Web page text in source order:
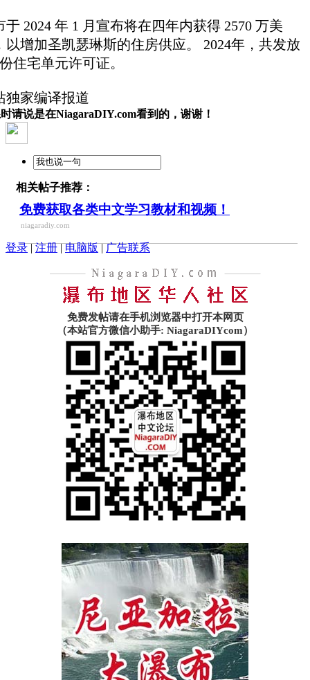
于 2024 年 1 月宣布将在四年内获得 2570 万美
以增加圣凯瑟琳斯的住房供应。 2024年，共发放
住宅单元许可证。
独家编译报道
请说是在NiagaraDIY.com看到的，谢谢！
相关帖子推荐：
免费获取各类中文学习教材和视频！
niagaradiy.com
登录|注册|电脑版|广告联系
免费发帖请在手机浏览器中打开本网页
（本站官方微信小助手: NiagaraDIYcom）